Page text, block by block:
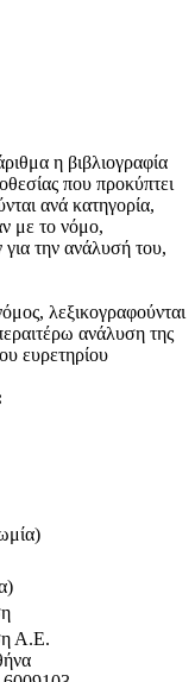
η βιβλιογραφία
που προκύπτει
ανά κατηγορία,
με το νόμο,
την ανάλυσή του,
λεξικογραφούνται
ανάλυση της
ευρετηρίου
Α.Ε.